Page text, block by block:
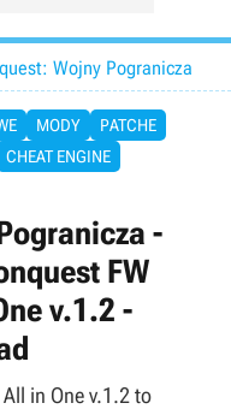
Wojny Pogranicza
MODY
PATCHE
CHEAT ENGINE
-
FW
v.1.2 -
in One v.1.2 to